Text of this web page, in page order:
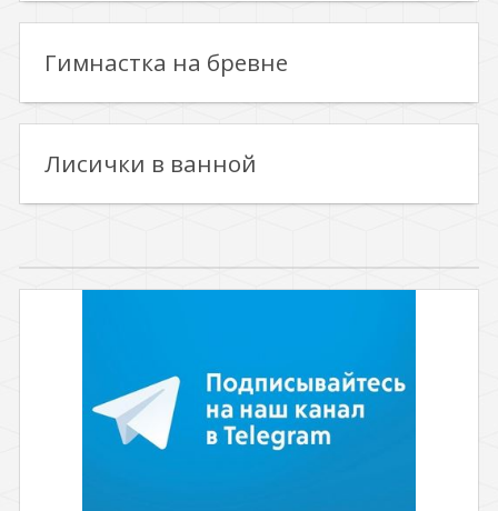
Гимнастка на бревне
Лисички в ванной